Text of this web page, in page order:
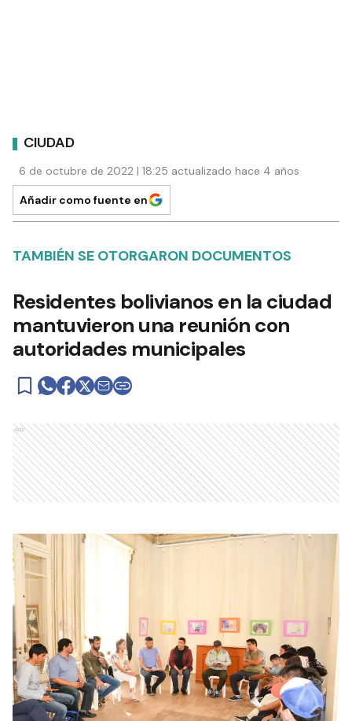
CIUDAD
6 de octubre de 2022 | 18:25 actualizado hace 4 años
Añadir como fuente en
TAMBIÉN SE OTORGARON DOCUMENTOS
Residentes bolivianos en la ciudad
mantuvieron una reunión con
autoridades municipales
Ads